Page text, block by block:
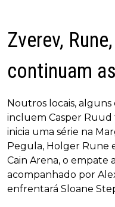
Zverev,
continuam
Noutros locais,
incluem Casper
inicia uma série na
Pegula, Holger Rune
Cain Arena, o empate
acompanhado por
enfrentará Sloane